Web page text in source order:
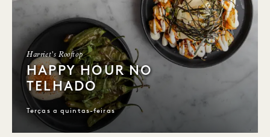
Harriet's Rooftop
HAPPY HOUR NO
TELHADO
Terças a quintas-feiras